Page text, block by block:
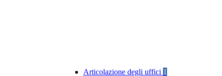
Articolazione degli uffici 1